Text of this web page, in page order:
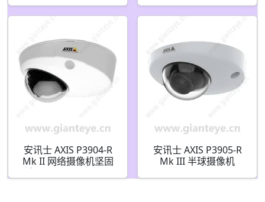
安讯士 AXIS P3904-R
Mk II 网络摄像机坚固
型 01071-001 01071-
安讯士 AXIS P3905-R
Mk III 半球摄像机